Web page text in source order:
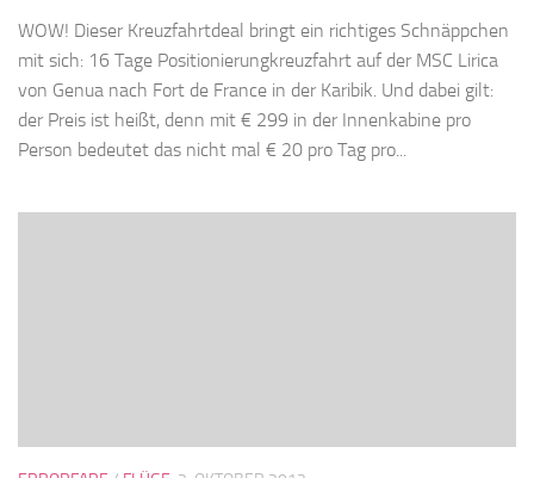
WOW! Dieser Kreuzfahrtdeal bringt ein richtiges Schnäppchen
mit sich: 16 Tage Positionierungkreuzfahrt auf der MSC Lirica
von Genua nach Fort de France in der Karibik. Und dabei gilt:
der Preis ist heißt, denn mit € 299 in der Innenkabine pro
Person bedeutet das nicht mal € 20 pro Tag pro...